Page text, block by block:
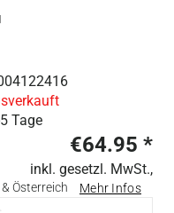
Tage
€64.95 *
inkl. gesetzl. MwSt.,
Österreich Mehr Infos